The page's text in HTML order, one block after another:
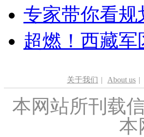
专家带你看规
超燃！西藏
关于我们 | About us |
本网站所刊载
本